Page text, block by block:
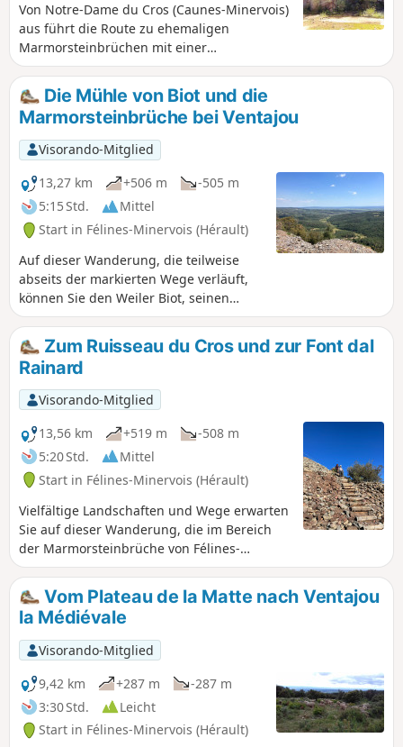
Von Notre-Dame du Cros (Caunes-Minervois)
aus führt die Route zu ehemaligen
Marmorsteinbrüchen mit einer
Picknickpause in der renovierten Berghütte
Ventajou in der Nähe der Ruinen der Burg
des ehemaligen Dorfes. Auf dem Rückweg
kommt man an der Moulin de Biot vorbei,
einem ehemaligen Zeugnis einer Technik
zur Nutzung der Windenergie zum Sägen
von Marmor. Hinweis des Routenautors
unter „Praktische Informationen” (2.11.2021)
Die Mühle von Biot und die
Marmorsteinbrüche bei Ventajou
Visorando-Mitglied
13,27 km
+506 m
-505 m
5:15 Std.
Mittel
Start in Félines-Minervois (Hérault)
Auf dieser Wanderung, die teilweise
abseits der markierten Wege verläuft,
können Sie den Weiler Biot, seinen
Steinbruch und seine Mühle sehen.
Beim Passieren der Marmorsteinbrüche
(vier davon werden Sie während der
Wanderung durchqueren) wird Ihnen
die titanische Arbeit bewusst, die
unsere Vorgehen im letzten Jahrhundert
geleistet haben. Die Wanderung endet
auf einem langen, aber ungefährlichen
Felsvorsprung, von dem aus man einen
spektakulären Blick auf die Ebene des
Minervois und darüber hinaus auf das
Corbières-Massiv hat. Bei schönem
Wetter kann man in der Ferne die
Pyrenäen sehen.
Zum Ruisseau du Cros und zur Font dal
Rainard
Visorando-Mitglied
13,56 km
+519 m
-508 m
5:20 Std.
Mittel
Start in Félines-Minervois (Hérault)
Vielfältige Landschaften und Wege erwarten
Sie auf dieser Wanderung, die im Bereich
der Marmorsteinbrüche von Félines-
Minervois stattfindet. Die Passage auf
kürzlich von uns angelegten Wegen
ermöglicht es Ihnen, wenig oder gar nicht
bekannte Orte zu entdecken.
Vom Plateau de la Matte nach Ventajou
la Médiévale
Visorando-Mitglied
9,42 km
+287 m
-287 m
3:30 Std.
Leicht
Start in Félines-Minervois (Hérault)